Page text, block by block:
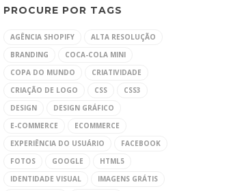
PROCURE POR TAGS
AGÊNCIA SHOPIFY
ALTA RESOLUÇÃO
BRANDING
COCA-COLA MINI
COPA DO MUNDO
CRIATIVIDADE
CRIAÇÃO DE LOGO
CSS
CSS3
DESIGN
DESIGN GRÁFICO
E-COMMERCE
ECOMMERCE
EXPERIÊNCIA DO USUÁRIO
FACEBOOK
FOTOS
GOOGLE
HTML5
IDENTIDADE VISUAL
IMAGENS GRÁTIS